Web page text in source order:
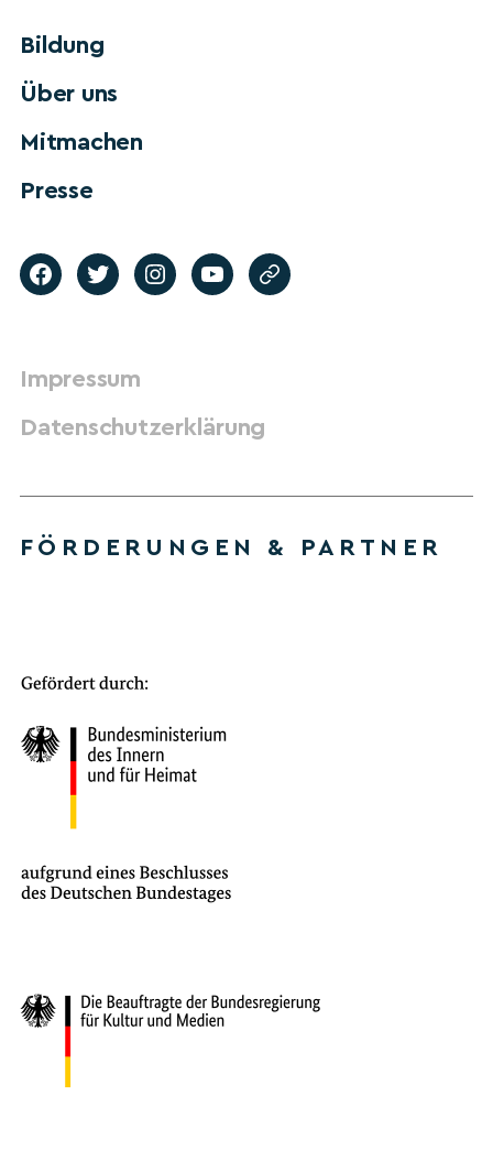
Bildung
Über uns
Mitmachen
Presse
Impressum
Datenschutzerklärung
FÖRDERUNGEN & PARTNER